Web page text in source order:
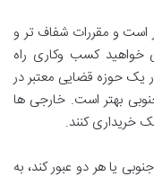
است و مقررات شفاف تر و
خواهید کسب وکاری راه
یک حوزه قضایی معتبر در
بهتر است. خارجی ها
خریداری کنند.
یا هر دو عبور کند، به